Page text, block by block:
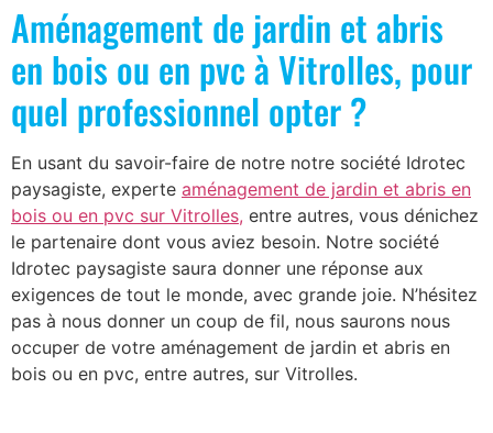
Aménagement de jardin et abris
en bois ou en pvc à Vitrolles, pour
quel professionnel opter ?
En usant du savoir-faire de notre notre société Idrotec
paysagiste, experte aménagement de jardin et abris en
bois ou en pvc sur Vitrolles, entre autres, vous dénichez
le partenaire dont vous aviez besoin. Notre société
Idrotec paysagiste saura donner une réponse aux
exigences de tout le monde, avec grande joie. N’hésitez
pas à nous donner un coup de fil, nous saurons nous
occuper de votre aménagement de jardin et abris en
bois ou en pvc, entre autres, sur Vitrolles.